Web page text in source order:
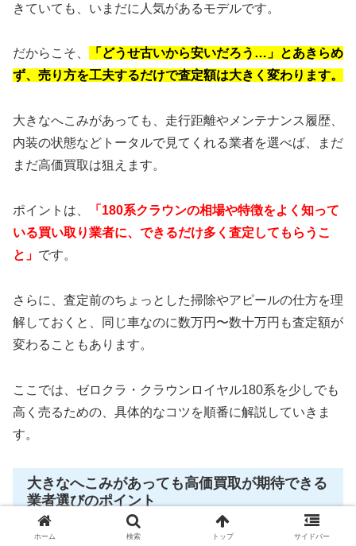
きていても、いまだに人気があるモデルです。
だからこそ、
「どうせ古いから安いだろう…」とあきらめ
ず、売り方を工夫するだけで査定額は大きく変わります。
大きなへこみがあっても、走行距離やメンテナンス履歴、
内装の状態などトータルで見てくれる業者を選べば、まだ
まだ高価買取は狙えます。
ポイントは、
「180系クラウンの相場や特徴をよく知って
いる買い取り業者に、できるだけ多く査定してもらうこ
と」 です。
さらに、査定前のちょっとした掃除やアピールの仕方を理
解しておくと、同じ車なのに数万円〜数十万円も査定額が
変わることもあります。
ここでは、ゼロクラ・クラウンロイヤル180系を少しでも
高く売るための、具体的なコツを順番に解説していきま
す。
大きなへこみがあっても高価買取が期待できる
業者選びのポイント
ホーム 検索 トップ サイドバー